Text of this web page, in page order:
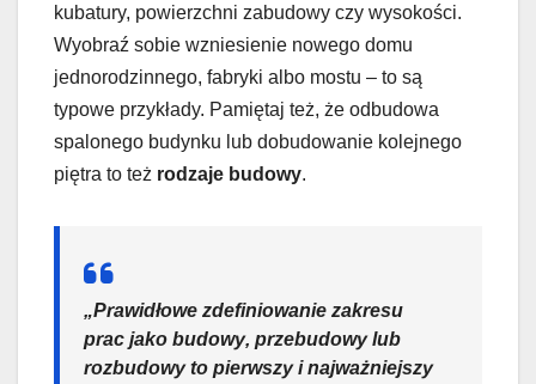
kubatury, powierzchni zabudowy czy wysokości.
Wyobraź sobie wzniesienie nowego domu
jednorodzinnego, fabryki albo mostu – to są
typowe przykłady. Pamiętaj też, że odbudowa
spalonego budynku lub dobudowanie kolejnego
piętra to też rodzaje budowy.
„Prawidłowe zdefiniowanie zakresu
prac jako budowy, przebudowylub
rozbudowyto pierwszy i najważniejszy